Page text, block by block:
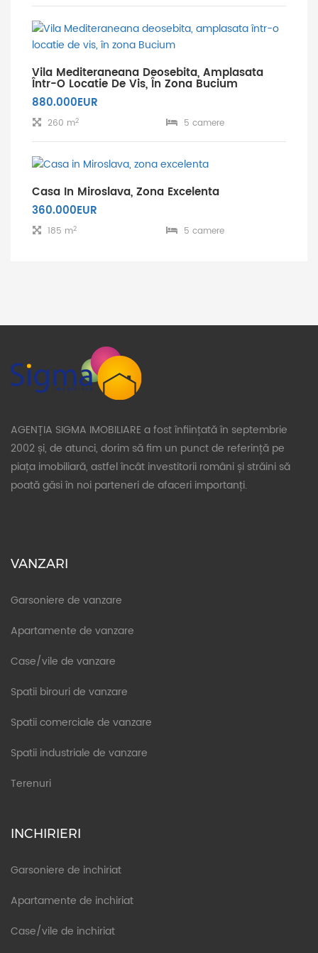
Vila Mediteraneana Deosebita, Amplasata
Într-O Locatie De Vis, În Zona Bucium
880.000EUR
260 m2 5 camere
Casa In Miroslava, Zona Excelenta
360.000EUR
185 m2 5 camere
AGENȚIA SIGMA IMOBILIARE a fost înființată în septembrie
2002 și, de atunci, dorim să fim un punct de referință pe
piața imobiliară, astfel încât investitorii români și străini să
poată găsi în noi parteneri de afaceri importanți.
VANZARI
Garsoniere de vanzare
Apartamente de vanzare
Case/vile de vanzare
Spatii birouri de vanzare
Spatii comerciale de vanzare
Spatii industriale de vanzare
Terenuri
INCHIRIERI
Garsoniere de inchiriat
Apartamente de inchiriat
Case/vile de inchiriat